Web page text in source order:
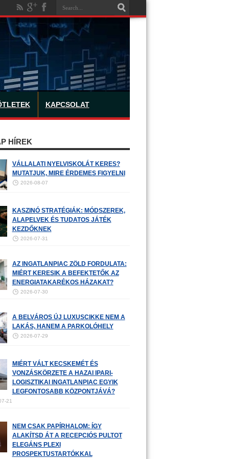
KAPCSOLAT
HÍREK
VÁLLALATI NYELVISKOLÁT KERES?
MUTATJUK, MIRE ÉRDEMES FIGYELNI
2026-08-07
KASZINÓ STRATÉGIÁK: MÓDSZEREK,
ALAPELVEK ÉS TUDATOS JÁTÉK
KEZDŐKNEK
2026-07-31
AZ INGATLANPIAC ZÖLD FORDULATA:
MIÉRT KERESIK A BEFEKTETŐK AZ
ENERGIATAKARÉKOS HÁZAKAT?
2026-07-30
A BELVÁROS ÚJ LUXUSCIKKE NEM A
LAKÁS, HANEM A PARKOLÓHELY
2026-07-29
MIÉRT VÁLT KECSKEMÉT ÉS
VONZÁSKÖRZETE A HAZAI IPARI-
LOGISZTIKAI INGATLANPIAC EGYIK
LEGFONTOSABB KÖZPONTJÁVÁ?
21
NEM CSAK PAPÍRHALOM: ÍGY
ALAKÍTSD ÁT A RECEPCIÓS PULTOT
ELEGÁNS PLEXI
PROSPEKTUSTARTÓKKAL